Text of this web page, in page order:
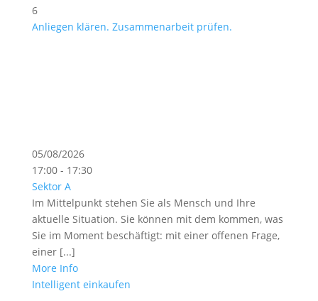
6
Anliegen klären. Zusammenarbeit prüfen.
05/08/2026
17:00 - 17:30
Sektor A
Im Mittelpunkt stehen Sie als Mensch und Ihre
aktuelle Situation. Sie können mit dem kommen, was
Sie im Moment beschäftigt: mit einer offenen Frage,
einer [...]
More Info
Intelligent einkaufen